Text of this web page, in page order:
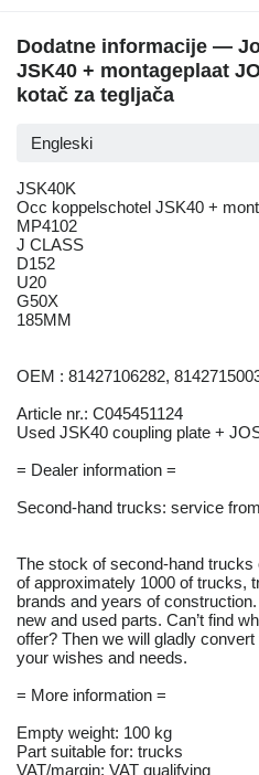
Dodatne informacije —
JSK40 + montageplaat
kotač za tegljača
Engleski
JSK40K
Occ koppelschotel JSK40 +
MP4102
J CLASS
D152
U20
G50X
185MM
OEM : 81427106282,
Article nr.: C045451124
Used JSK40 coupling plate +
= Dealer information =
Second-hand trucks: service
The stock of second-hand
of approximately 1000 of trucks,
brands and years of
new and used parts. Can’t find
offer? Then we will gladly
your wishes and needs.
= More information =
Empty weight: 100 kg
Part suitable for: trucks
VAT/margin: VAT qualifying